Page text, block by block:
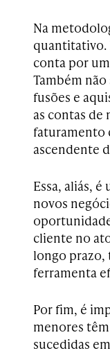
Na
quantitativo.
conta por
Também
fusões e
as contas
faturamento
ascendente
Essa, aliás,
novos
cliente no
longo
ferramenta
Por fim, é
menores
sucedidas